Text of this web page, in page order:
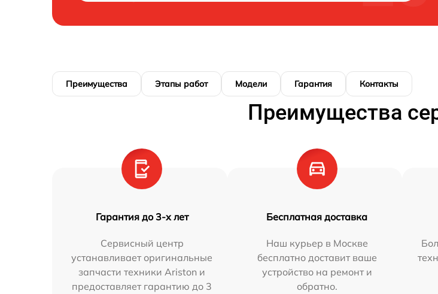
Преимущества Этапы работ Модели Гарантия Контакты
Преимущества
Гарантия до 3-х лет
Сервисный центр
устанавливает оригинальные
запчасти техники Ariston и
предоставляет гарантию до 3
Бесплатная доставка
Наш курьер в Москве
бесплатно доставит ваше
устройство на ремонт и
обратно.